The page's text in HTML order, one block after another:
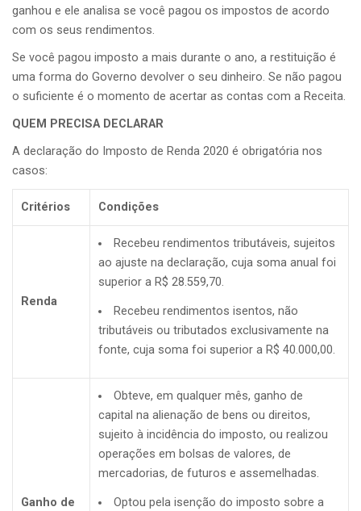
ganhou e ele analisa se você pagou os impostos de acordo
com os seus rendimentos.
Se você pagou imposto a mais durante o ano, a restituição é
uma forma do Governo devolver o seu dinheiro. Se não pagou
o suficiente é o momento de acertar as contas com a Receita.
QUEM PRECISA DECLARAR
A declaração do Imposto de Renda 2020 é obrigatória nos
casos:
Critérios Condições
Renda
Recebeu rendimentos tributáveis, sujeitos
ao ajuste na declaração, cuja soma anual foi
superior a R$ 28.559,70.
Recebeu rendimentos isentos, não
tributáveis ou tributados exclusivamente na
fonte, cuja soma foi superior a R$ 40.000,00.
Ganho de
Obteve, em qualquer mês, ganho de
capital na alienação de bens ou direitos,
sujeito à incidência do imposto, ou realizou
operações em bolsas de valores, de
mercadorias, de futuros e assemelhadas.
Optou pela isenção do imposto sobre a